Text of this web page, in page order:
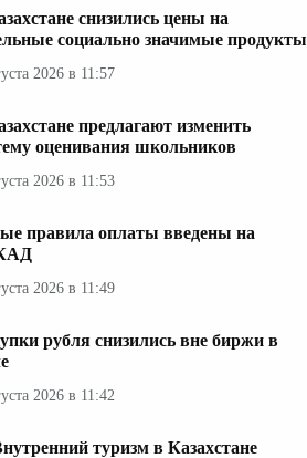
снизились цены на
социально значимые продукты
2026 в 11:57
предлагают изменить
оценивания школьников
2026 в 11:53
правила оплаты введены на
2026 в 11:49
рубля снизились вне биржи в
2026 в 11:42
туризм в Казахстане